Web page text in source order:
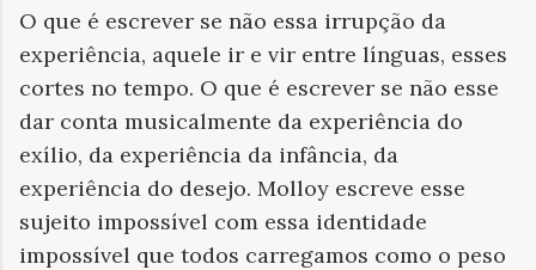
O que é escrever se não essa irrupção da
experiência, aquele ir e vir entre línguas, esses
cortes no tempo. O que é escrever se não esse
dar conta musicalmente da experiência do
exílio, da experiência da infância, da
experiência do desejo. Molloy escreve esse
sujeito impossível com essa identidade
impossível que todos carregamos como o peso